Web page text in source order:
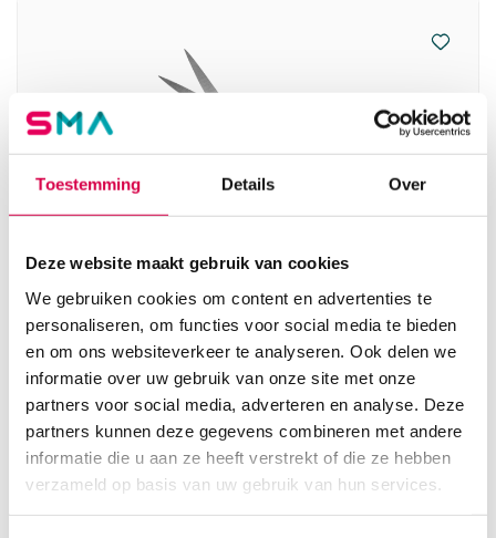
Toestemming Details Over
Deze website maakt gebruik van cookies
We gebruiken cookies om content en advertenties te
personaliseren, om functies voor social media te bieden
en om ons websiteverkeer te analyseren. Ook delen we
informatie over uw gebruik van onze site met onze
partners voor social media, adverteren en analyse. Deze
partners kunnen deze gegevens combineren met andere
informatie die u aan ze heeft verstrekt of die ze hebben
verzameld op basis van uw gebruik van hun services.
Chirurgische schaar, 14cm, spits-spits, recht
MEDIPHARCHEM
1 stuk, 14cm, onsteriel
Direct leverbaar
6.62
incl. BTW